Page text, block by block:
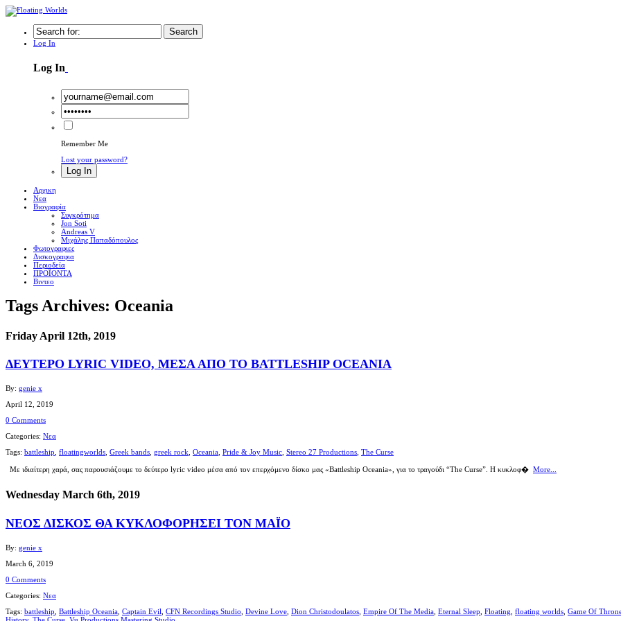
Search
Log In
Log In
Remember Me
Lost your password?
Log In
Αρχικη
Νεα
Βιογραφία
Συγκρότημα
Jon Soti
Andreas V
Μιχάλης Παπαδόπουλος
Φωτογραφιες
Δισκογραφια
Περιοδεία
ΠΡΟΪΟΝΤΑ
Βιντεο
Tags Archives: Oceania
Friday April 12th, 2019
ΔΕΥΤΕΡΟ LYRIC VIDEO, ΜΕΣΑ ΑΠΟ TO BATTLESHIP OCEANIA
By: genie x
April 12, 2019
0 Comments
Categories: Νεα
Tags: battleship floatingworlds Greek bands greek rock Oceania Pride & Joy Music Stereo 27 Productions The Curse
Με ιδιαίτερη χαρά, σας παρουσιάζουμε το δεύτερο lyric video μέσα από τον επερχόμενο δίσκο μας «Battleship Oceania», για το τραγούδι “The Curse”. Η κυκλοφ� More...
Wednesday March 6th, 2019
ΝΕΟΣ ΔΙΣΚΟΣ ΘΑ ΚΥΚΛΟΦΟΡΗΣΕΙ ΤΟΝ ΜΑΪΟ
By: genie x
March 6, 2019
0 Comments
Categories: Νεα
Tags: battleship Battleship Oceania Captain Evil CFN Recordings Studio Devine Love Dion Christodoulatos Empire Of The Media Eternal Sleep Floating floating worlds Game Of